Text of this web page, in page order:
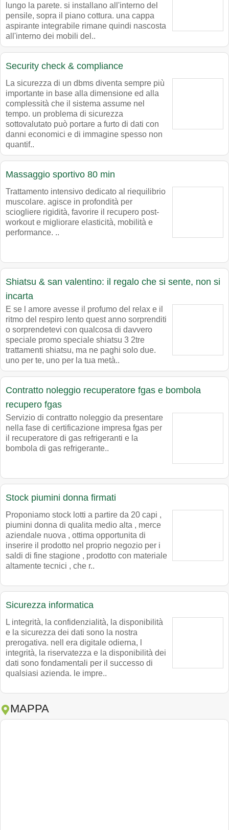
lungo la parete. si installano all'interno del
pensile, sopra il piano cottura. una cappa
aspirante integrabile rimane quindi nascosta
all'interno dei mobili del..
Security check & compliance
La sicurezza di un dbms diventa sempre più
importante in base alla dimensione ed alla
complessità che il sistema assume nel
tempo. un problema di sicurezza
sottovalutato può portare a furto di dati con
danni economici e di immagine spesso non
quantif..
Massaggio sportivo 80 min
Trattamento intensivo dedicato al riequilibrio
muscolare. agisce in profondità per
sciogliere rigidità, favorire il recupero post-
workout e migliorare elasticità, mobilità e
performance. ..
Shiatsu & san valentino: il regalo che si sente, non si
incarta
E se l amore avesse il profumo del relax e il
ritmo del respiro lento quest anno sorprenditi
o sorprendetevi con qualcosa di davvero
speciale promo speciale shiatsu 3 2tre
trattamenti shiatsu, ma ne paghi solo due.
uno per te, uno per la tua metà..
Contratto noleggio recuperatore fgas e bombola
recupero fgas
Servizio di contratto noleggio da presentare
nella fase di certificazione impresa fgas per
il recuperatore di gas refrigeranti e la
bombola di gas refrigerante..
Stock piumini donna firmati
Proponiamo stock lotti a partire da 20 capi ,
piumini donna di qualita medio alta , merce
aziendale nuova , ottima opportunita di
inserire il prodotto nel proprio negozio per i
saldi di fine stagione , prodotto con materiale
altamente tecnici , che r..
Sicurezza informatica
L integrità, la confidenzialità, la disponibilità
e la sicurezza dei dati sono la nostra
prerogativa. nell era digitale odierna, l
integrità, la riservatezza e la disponibilità dei
dati sono fondamentali per il successo di
qualsiasi azienda. le impre..
MAPPA